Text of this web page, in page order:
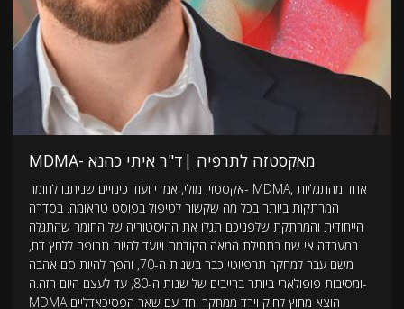
MDMA- מאקסטזה לתרפיה |ד"ר איתי כהנא
אקסטזי, מולי, אמדי ועוד כינויים שניתנו לחומר- MDMA, אחד מהתגליות
המרתקות ביותר בכל מה שקשור לטיפול בפוסט טראומה. בסדרה
הייחודית והמרתקת שלפניכם תגלו את ההיסטוריה של החומר שהתגלה
במעבדה אי שם בתחילת המאה הקודמת ויועד להיות תרופה ללחץ דם,
משם עבר למחקר תרפיוטי כבר בשנות ה-70, והפך להיות סם אהבה
ומסיבות פופולארי ביותר ברייבים של שנות ה-80, עד לעצם היום הזה.ה-
MDMA הוצא מחוץ לחוק וירד ממחקר יחד עם שאר הפסיכאדליים